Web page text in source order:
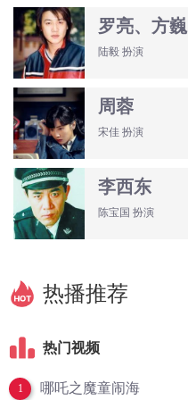
罗亮、方巍
陆毅 扮演
周蓉
宋佳 扮演
李西东
陈宝国 扮演
热播推荐
热门视频
1 哪吒之魔童闹海